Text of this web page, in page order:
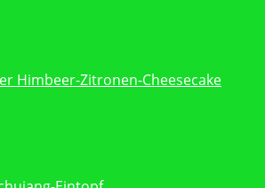
Himbeer-Zitronen-Cheesecake